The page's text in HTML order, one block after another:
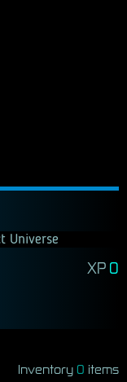
XP 0
Inventory 0 items